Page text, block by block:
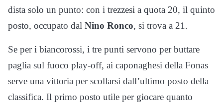
dista solo un punto: con i trezzesi a quota 20, il quinto
posto, occupato dal Nino Ronco, si trova a 21.
Se per i biancorossi, i tre punti servono per buttare
paglia sul fuoco play-off, ai caponaghesi della Fonas
serve una vittoria per scollarsi dall’ultimo posto della
classifica. Il primo posto utile per giocare quanto